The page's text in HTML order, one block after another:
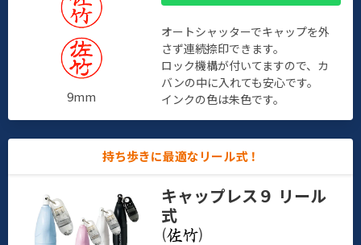
9mm
オートシャッターでキャップを外
さず連続捺印できます。
ロック機構が付いてますので、カ
バンの中に入れても安心です。
インクの色は朱色です。
持ち歩きに最適なリール式！
キャップレス９ リール
式
(
)